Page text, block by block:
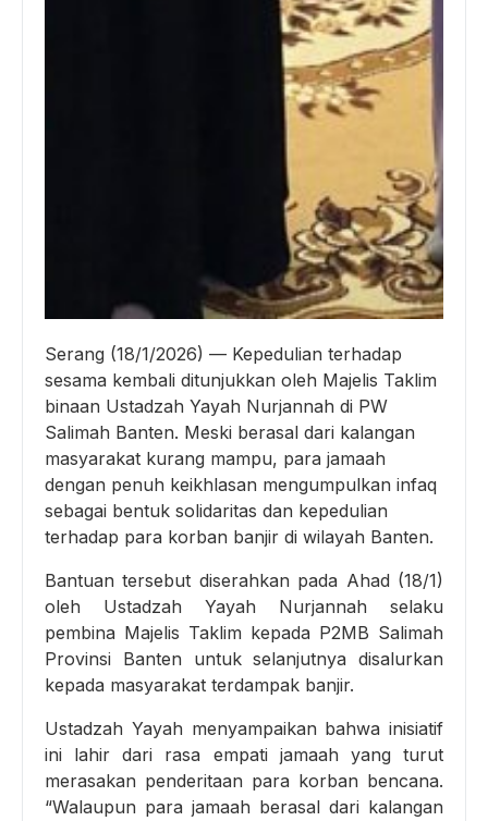
Serang (18/1/2026) — Kepedulian terhadap
sesama kembali ditunjukkan oleh Majelis Taklim
binaan Ustadzah Yayah Nurjannah di PW
Salimah Banten. Meski berasal dari kalangan
masyarakat kurang mampu, para jamaah
dengan penuh keikhlasan mengumpulkan infaq
sebagai bentuk solidaritas dan kepedulian
terhadap para korban banjir di wilayah Banten.
Bantuan tersebut diserahkan pada Ahad (18/1)
oleh Ustadzah Yayah Nurjannah selaku
pembina Majelis Taklim kepada P2MB Salimah
Provinsi Banten untuk selanjutnya disalurkan
kepada masyarakat terdampak banjir.
Ustadzah Yayah menyampaikan bahwa inisiatif
ini lahir dari rasa empati jamaah yang turut
merasakan penderitaan para korban bencana.
“Walaupun para jamaah berasal dari kalangan